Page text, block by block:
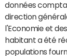
données
direction
l'Economie et
habitant a été
populations